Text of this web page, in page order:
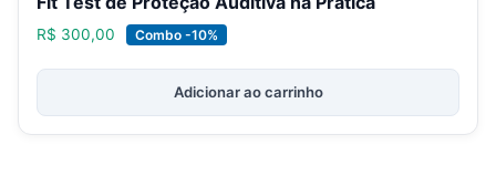
R$ 300,00 Combo -10%
Adicionar ao carrinho